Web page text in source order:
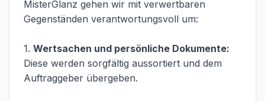
MisterGlanz gehen wir mit verwertbaren
Gegenständen verantwortungsvoll um:
1. Wertsachen und persönliche Dokumente:
Diese werden sorgfältig aussortiert und dem
Auftraggeber übergeben.